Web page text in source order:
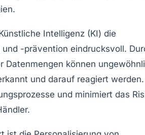
Intelligenz (KI) die
und -prävention eindrucksvoll.
Datenmengen können
und darauf reagiert
und minimiert das